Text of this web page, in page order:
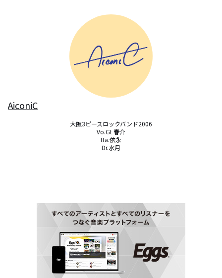
AiconiC
大阪3ピースロックバンド2006
Vo.Gt 春介
Ba.依永
Dr.水月